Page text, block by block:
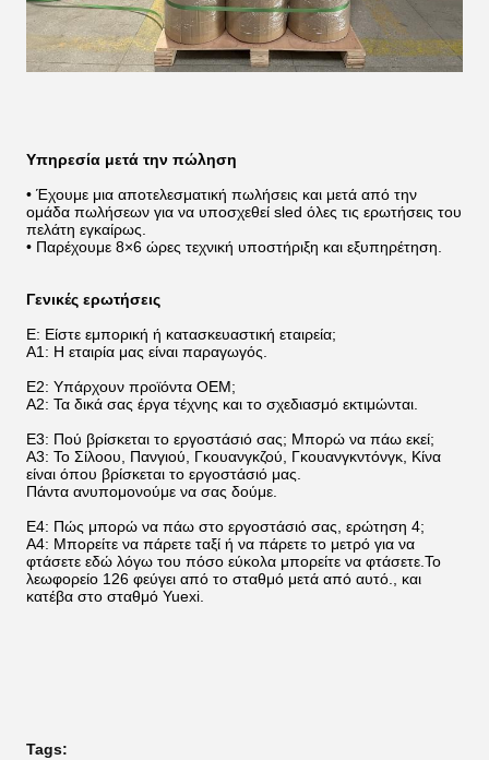
Υπηρεσία μετά την πώληση
• Έχουμε μια αποτελεσματική πωλήσεις και μετά από την
ομάδα πωλήσεων για να υποσχεθεί sled όλες τις ερωτήσεις του
πελάτη εγκαίρως.
• Παρέχουμε 8×6 ώρες τεχνική υποστήριξη και εξυπηρέτηση.
Γενικές ερωτήσεις
Ε: Είστε εμπορική ή κατασκευαστική εταιρεία;
Α1: Η εταιρία μας είναι παραγωγός.
Ε2: Υπάρχουν προϊόντα OEM;
Α2: Τα δικά σας έργα τέχνης και το σχεδιασμό εκτιμώνται.
Ε3: Πού βρίσκεται το εργοστάσιό σας; Μπορώ να πάω εκεί;
Α3: Το Σίλοου, Πανγιού, Γκουανγκζού, Γκουανγκντόνγκ, Κίνα
είναι όπου βρίσκεται το εργοστάσιό μας.
Πάντα ανυπομονούμε να σας δούμε.
Ε4: Πώς μπορώ να πάω στο εργοστάσιό σας, ερώτηση 4;
Α4: Μπορείτε να πάρετε ταξί ή να πάρετε το μετρό για να
φτάσετε εδώ λόγω του πόσο εύκολα μπορείτε να φτάσετε.Το
λεωφορείο 126 φεύγει από το σταθμό μετά από αυτό., και
κατέβα στο σταθμό Yuexi.
Tags: